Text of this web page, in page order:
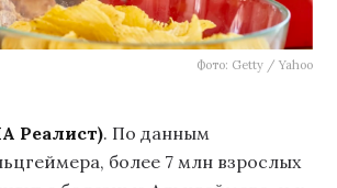
Фото: Getty / Yahoo
Реалист). По данным
более 7 млн взрослых